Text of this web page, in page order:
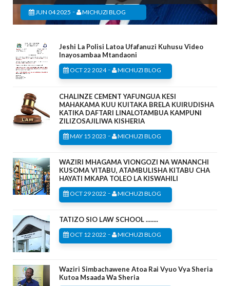
JUN 04 2025 - MICHUZI BLOG
Jeshi La Polisi Latoa Ufafanuzi Kuhusu Video
Inayosambaa Mtandaoni
OCT 22 2024- MICHUZI BLOG
CHALINZE CEMENT YAFUNGUA KESI
MAHAKAMA KUU KUITAKA BRELA KUIRUDISHA
KATIKA DAFTARI LINALOTAMBUA KAMPUNI
ZILIZOSAJILIWA KISHERIA
MAY 15 2023 - MICHUZI BLOG
WAZIRI MHAGAMA VIONGOZI NA WANANCHI
KUSOMA VITABU, ATAMBULISHA KITABU CHA
HAYATI MKAPA TOLEO LA KISWAHILI
OCT 29 2022 - MICHUZI BLOG
TATIZO SIO LAW SCHOOL ........
OCT 12 2022 - MICHUZI BLOG
Waziri Simbachawene Atoa Rai Vyuo Vya Sheria
Kutoa Msaada Wa Sheria